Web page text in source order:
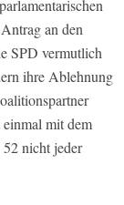
an den
SPD vermutlich
ihre Ablehnung
mit dem
52 nicht jeder